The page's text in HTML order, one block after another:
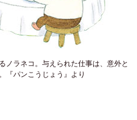
ノラネコ。与えられた仕事は、意外と
『パンこうじょう』より